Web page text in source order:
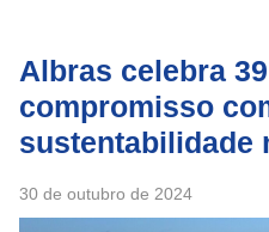
Albras celebra
compromisso
sustentabilidade
30 de outubro de 2024